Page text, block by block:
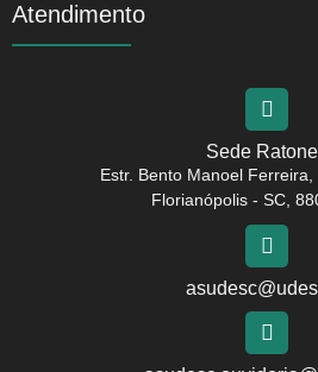
Atendimento
Sede
Estr. Bento Manoel
Florianópolis - SC,